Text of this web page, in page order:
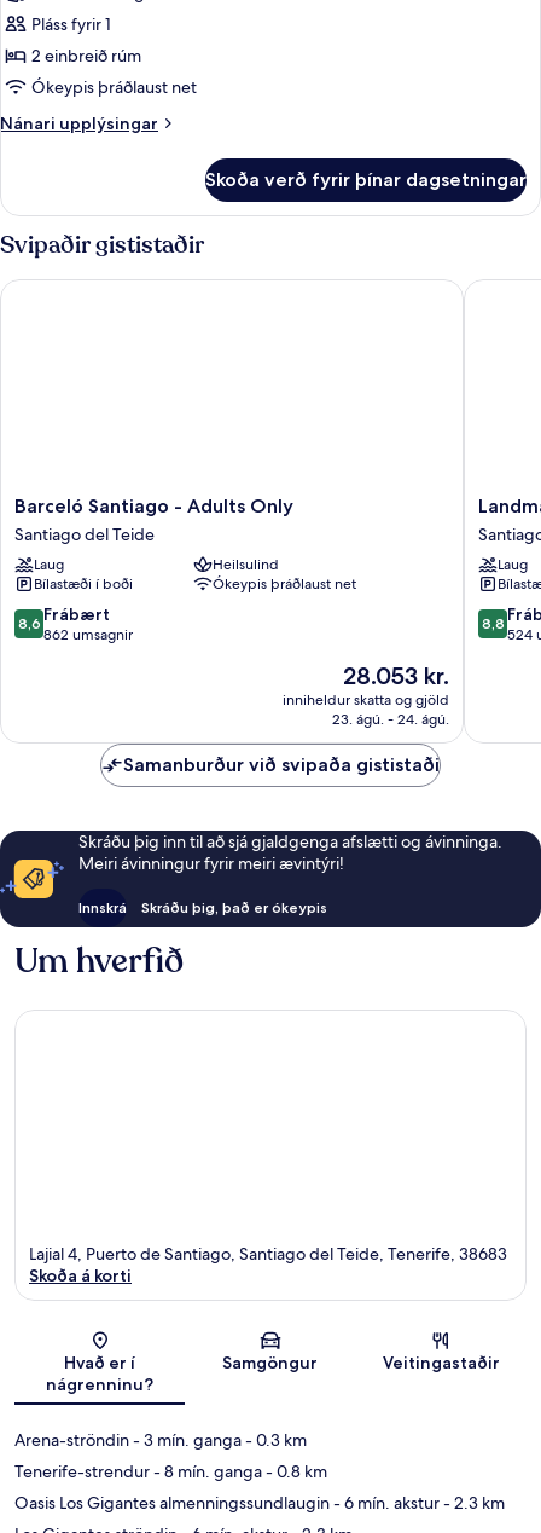
+16
Standard-
herbergi
fyrir
tvínbreitt
Pláss fyrir 1
2 einbreið rúm
Ókeypis þráðlaust net
Nánari upplýsingar
Nánari
herbergi
fyrir
einn,
tvínbreitt
rúm
Skoða verð fyrir þínar dagsetningar
Svipaðir gististaðir
Barceló
Santiago
-
Adults
Only
Santiago
del
Barceló Santiago - Adults Only
Santiago del Teide
Laug
Heilsulind
Bílastæði í boði
Ókeypis þráðlaust net
8.6
af
8,6 Frábært
862 umsagnir
Verðið
28.053 kr.
28.053 kr.
inniheldur skatta og gjöld
23. ágú. - 24. ágú.
Barceló Santiago - Adults Only
Landmar
Costa
los
Family
Resort
Laug
8.8
af
8,8
524
Samanburður við svipaða gististaði
Skráðu þig inn til að sjá gjaldgenga afslætti og ávinninga.
Meiri ávinningur fyrir meiri ævintýri!
Innskrá Skráðu þig, það er ókeypis
Um hverfið
Kort
Lajial 4, Puerto de Santiago, Santiago del Teide, Tenerife, 38683
Skoða á korti
Hvað er í
nágrenninu?
Samgöngur Veitingastaðir
Arena-ströndin- 3 mín. ganga- 0.3 km
Tenerife-strendur- 8 mín. ganga- 0.8 km
Oasis Los Gigantes almenningssundlaugin- 6 mín. akstur- 2.3 km